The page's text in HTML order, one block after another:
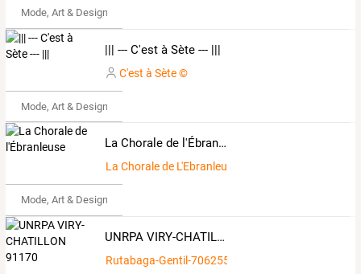
Mode, Art & Design
||| --- C'est à Sète --- |||
C'est à Sète ©
Mode, Art & Design
La Chorale de l'Ébranleuse
La Chorale de L'Ebranleuse
Mode, Art & Design
UNRPA VIRY-CHATILLON 91170
Rutabaga-Gentil-7062553